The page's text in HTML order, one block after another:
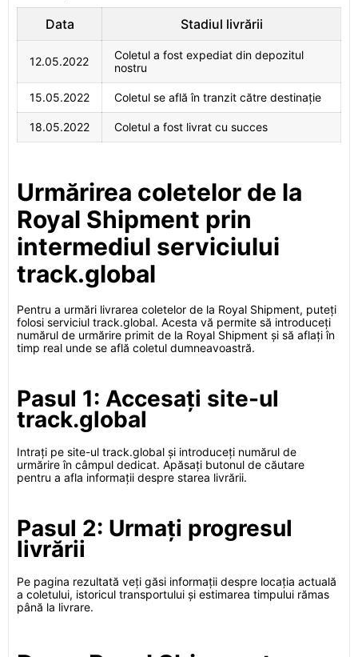
Data Stadiul livrării
12.05.2022
Coletul a fost expediat din depozitul
nostru
15.05.2022 Coletul se află în tranzit către destinație
18.05.2022 Coletul a fost livrat cu succes
Urmărirea coletelor de la
Royal Shipment prin
intermediul serviciului
track.global
Pentru a urmări livrarea coletelor de la Royal Shipment, puteți
folosi serviciul track.global. Acesta vă permite să introduceți
numărul de urmărire primit de la Royal Shipment și să aflați în
timp real unde se află coletul dumneavoastră.
Pasul 1: Accesați site-ul
track.global
Intrați pe site-ul track.global și introduceți numărul de
urmărire în câmpul dedicat. Apăsați butonul de căutare
pentru a afla informații despre starea livrării.
Pasul 2: Urmați progresul
livrării
Pe pagina rezultată veți găsi informații despre locația actuală
a coletului, istoricul transportului și estimarea timpului rămas
până la livrare.